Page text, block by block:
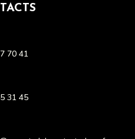
70 41
31 45